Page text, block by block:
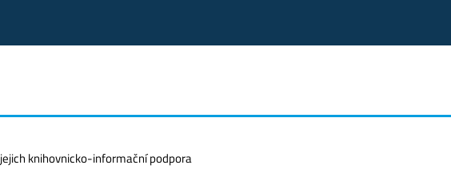
knihovnicko-informační podpora